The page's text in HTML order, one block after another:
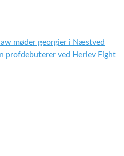
møder georgier i Næstved
profdebuterer ved Herlev Fight